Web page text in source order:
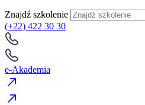
Znajdź szkolenie
(+22) 422 30 30
e-Akademia